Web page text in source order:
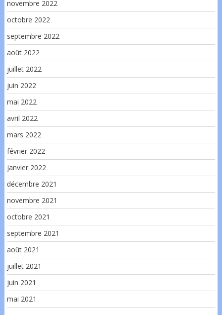
novembre 2022
octobre 2022
septembre 2022
août 2022
juillet 2022
juin 2022
mai 2022
avril 2022
mars 2022
février 2022
janvier 2022
décembre 2021
novembre 2021
octobre 2021
septembre 2021
août 2021
juillet 2021
juin 2021
mai 2021